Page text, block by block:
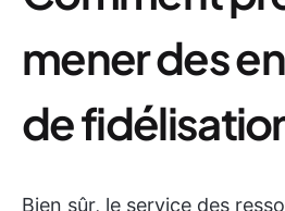
mener des
de
Bien sûr, le service des